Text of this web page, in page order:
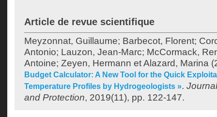
Article de revue scientifique
Meyzonnat, Guillaume; Barbecot, Florent;
Antonio; Lauzon, Jean-Marc; McCormack,
Antoine; Zeyen, Hermann etAlazard, Marina
Budget Calculator: A New Tool for the Quick
Temperature Profiles by Hydrogeologists ».
and Protection, 2019(11), pp. 122-147.